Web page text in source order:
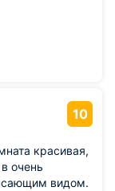
активная
здесь будет
мы
10
красивая,
очень
видом.